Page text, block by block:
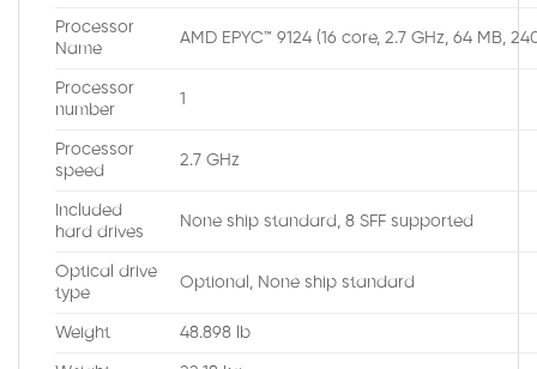
Processor
Name
AMD EPYC™ 9124 (16 core, 2.7 GHz, 64 MB,
Processor
number
1
Processor
speed
2.7 GHz
Included
hard drives
None ship standard, 8 SFF supported
Optical drive
type
Optional, None ship standard
Weight 48.898 lb